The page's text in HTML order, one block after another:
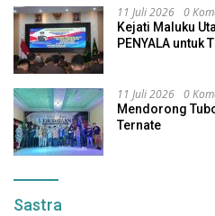
11 Juli 2026 0
Kejati Maluku
PENYALA untuk
11 Juli 2026 0
Mendorong
Ternate
Sastra